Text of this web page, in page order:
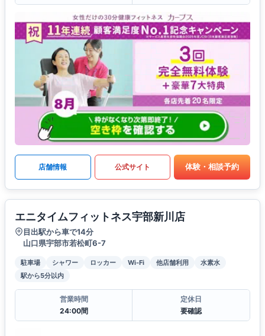
店舗情報 公式サイト 体験・相談予約
エニタイムフィットネス宇部新川店
目出駅から車で14分
山口県宇部市若松町6-7
駐車場 シャワー ロッカー Wi-Fi 他店舗利用
水素水
駅から5分以内
営業時間
24:00間
定休日
要確認